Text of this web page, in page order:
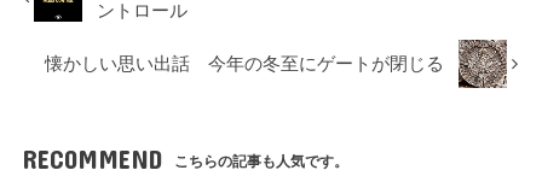
ントロール
懐かしい思い出話 今年の冬至にゲートが閉じる
RECOMMEND こちらの記事も人気です。